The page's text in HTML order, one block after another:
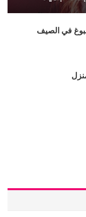
في الصيف